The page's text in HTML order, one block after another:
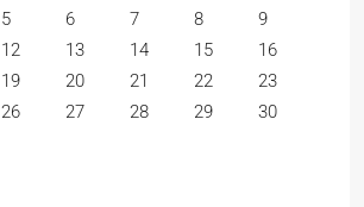
5 6 7 8
9
12 13 14 15
16
19 20 21 22
23
26 27 28 29
30